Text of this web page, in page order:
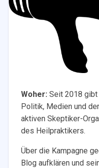
Woher: Seit 2018 gibt
Politik, Medien und
aktiven Skeptiker-
des Heilpraktikers.
Über die Kampagne
Blog aufklären und